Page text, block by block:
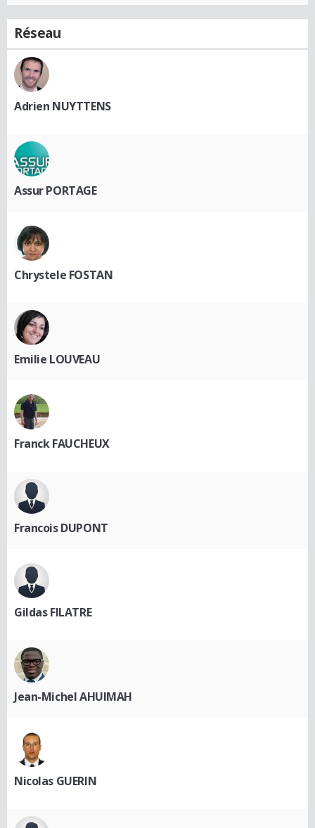
Réseau
Adrien NUYTTENS
Assur PORTAGE
Chrystele FOSTAN
Emilie LOUVEAU
Franck FAUCHEUX
Francois DUPONT
Gildas FILATRE
Jean-Michel AHUIMAH
Nicolas GUERIN